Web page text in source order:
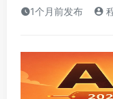
1个月前发布